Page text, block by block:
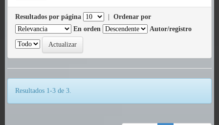
Resultados por página
Ordenar por
En orden
Autor/registro
Resultados 1-3 de 3.